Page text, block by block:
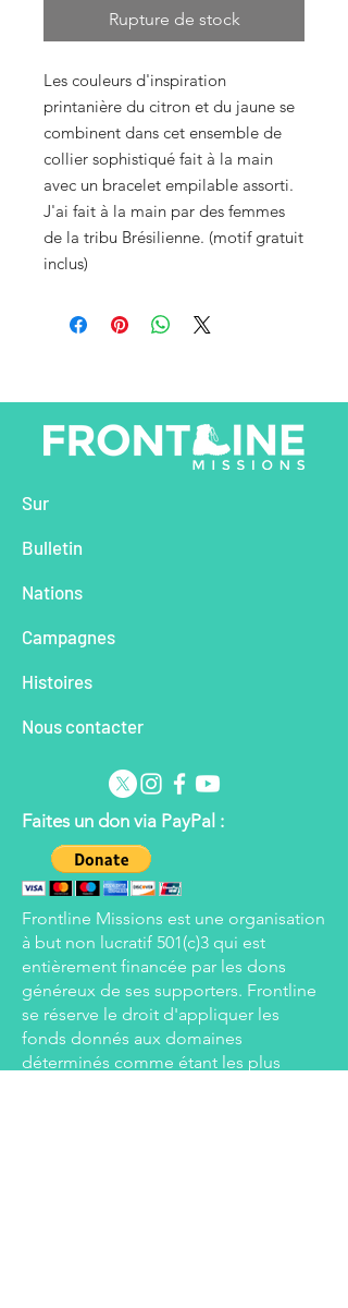
Rupture de stock
Les couleurs d'inspiration
printanière du citron et du jaune se
combinent dans cet ensemble de
collier sophistiqué fait à la main
avec un bracelet empilable assorti.
J'ai fait à la main par des femmes
de la tribu Brésilienne. (motif gratuit
inclus)
Sur
Bulletin
Nations
Campagnes
Histoires
Nous contacter
Faites un don via PayPal :
Frontline Missions est une organisation
à but non lucratif 501(c)3 qui est
entièrement financée par les dons
généreux de ses supporters. Frontline
se réserve le droit d'appliquer les
fonds donnés aux domaines
déterminés comme étant les plus